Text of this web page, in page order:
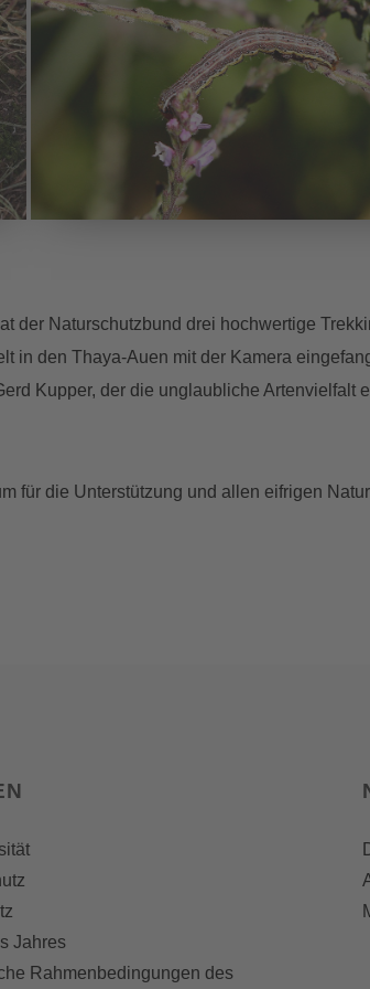
der Naturschutzbund drei hochwertige
in den Thaya-Auen mit der Kamera
Kupper, der die unglaubliche
für die Unterstützung und allen eifrigen
Jahres
Rahmenbedingungen des